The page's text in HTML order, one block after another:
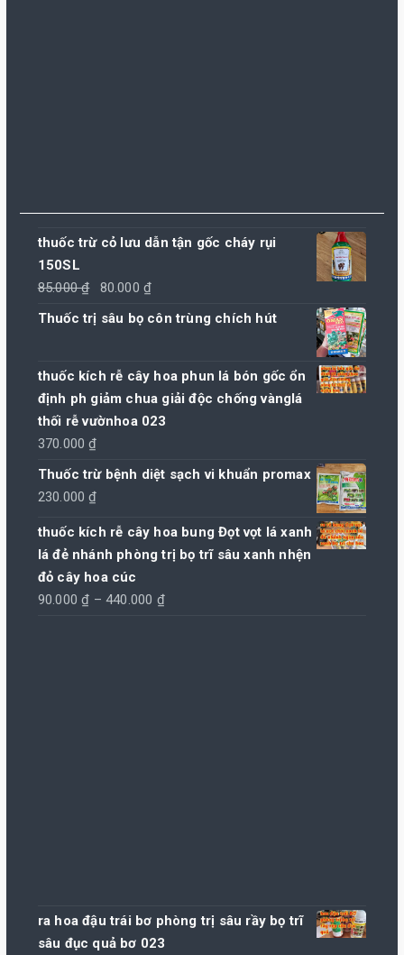
thuốc trừ cỏ lưu dẫn tận gốc cháy rụi
150SL
85.000₫
Giá
gốc
80.000 ₫
hiện
80.000 ₫.
Thuốc trị sâu bọ côn trùng chích hút
thuốc kích rễ cây hoa phun lá bón gốc ổn
định ph giảm chua giải độc chống vànglá
thối rễ vườnhoa 023
370.000₫
Thuốc trừ bệnh diệt sạch vi khuẩn promax
230.000₫
thuốc kích rễ cây hoa bung Đọt vọt lá xanh
lá đẻ nhánh phòng trị bọ trĩ sâu xanh nhện
đỏ cây hoa cúc
90.000₫ – 440.000 ₫Khoảng
ra hoa đậu trái bơ phòng trị sâu rầy bọ trĩ
sâu đục quả bơ 023